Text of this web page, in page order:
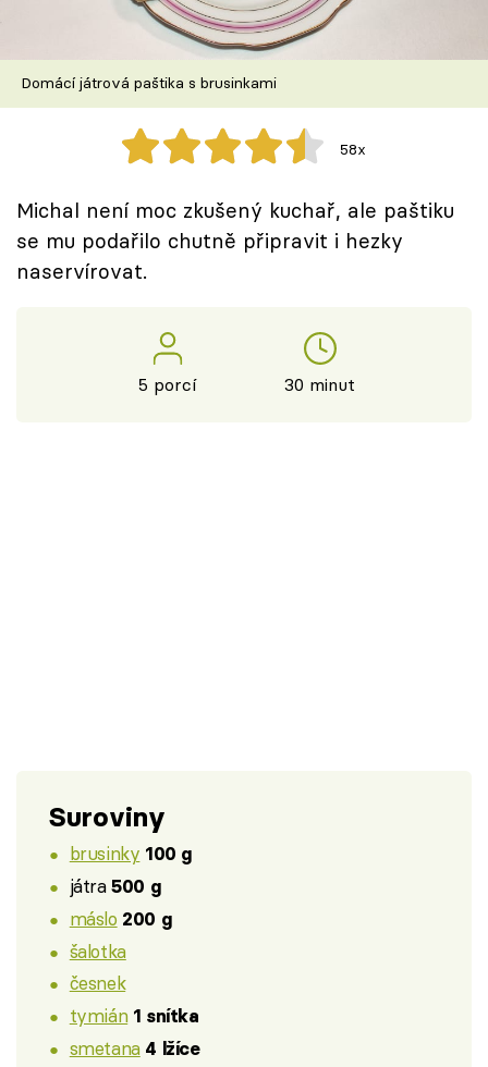
Škola vaření
Recepty z TV
Speciál: Cuketa
Sledujte prima+
Domácí játrová paštika s brusinkami
58x
Michal není moc zkušený kuchař, ale paštiku
se mu podařilo chutně připravit i hezky
naservírovat.
5 porcí 30 minut
Suroviny
brusinky 100 g
játra500 g
máslo 200 g
šalotka
česnek
tymián 1 snítka
smetana 4 lžíce